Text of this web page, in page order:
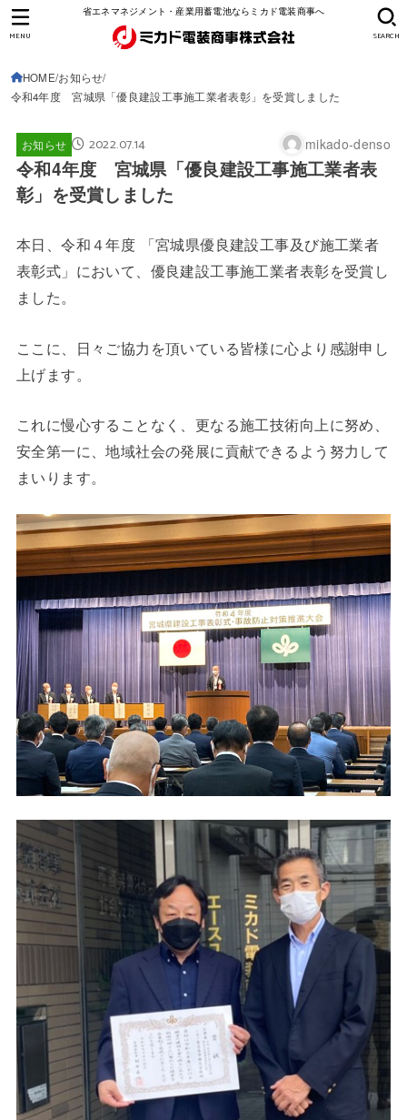
省エネマネジメント・産業用蓄電池ならミカド電装商事へ
SEARCH
MENU
HOME お知らせ
令和4年度 宮城県「優良建設工事施工業者表彰」を受賞しました
お知らせ 2022.07.14 mikado-denso
令和4年度 宮城県「優良建設工事施工業者表
彰」を受賞しました
本日、令和４年度 「宮城県優良建設工事及び施工業者
表彰式」において、優良建設工事施工業者表彰を受賞し
ました。
ここに、日々ご協力を頂いている皆様に心より感謝申し
上げます。
これに慢心することなく、更なる施工技術向上に努め、
安全第一に、地域社会の発展に貢献できるよう努力して
まいります。